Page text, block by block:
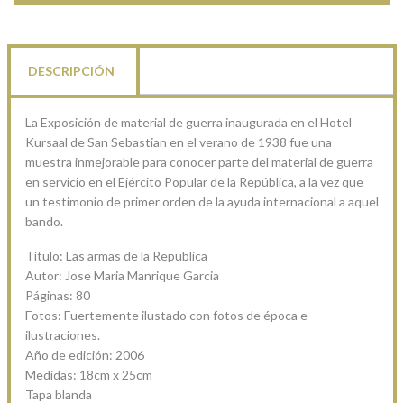
DESCRIPCIÓN
La Exposición de material de guerra inaugurada en el Hotel
Kursaal de San Sebastian en el verano de 1938 fue una
muestra inmejorable para conocer parte del material de guerra
en servicio en el Ejército Popular de la República, a la vez que
un testimonio de primer orden de la ayuda internacional a aquel
bando.
Título: Las armas de la Republica
Autor: Jose Maria Manrique Garcia
Páginas: 80
Fotos: Fuertemente ilustado con fotos de época e
ilustraciones.
Año de edición: 2006
Medidas: 18cm x 25cm
Tapa blanda